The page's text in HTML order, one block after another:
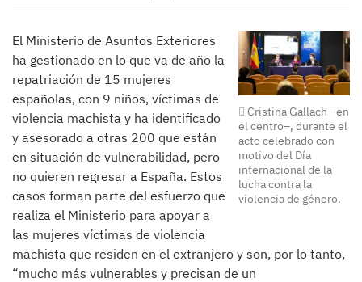
Cristina Gallach –en
el centro–, durante el
acto celebrado con
motivo del Día
internacional de la
lucha contra la
violencia de género.
El Ministerio de Asuntos Exteriores
ha gestionado en lo que va de año la
repatriación de 15 mujeres
españolas, con 9 niños, víctimas de
violencia machista y ha identificado
y asesorado a otras 200 que están
en situación de vulnerabilidad, pero
no quieren regresar a España. Estos
casos forman parte del esfuerzo que
realiza el Ministerio para apoyar a
las mujeres víctimas de violencia
machista que residen en el extranjero y son, por lo tanto,
“mucho más vulnerables y precisan de un